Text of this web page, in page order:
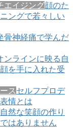
エイジング顔のた
ングで若々しい
骨神経痛で学んだ
ンラインに映る自
を手に入れた受
ス セルフプロデ
情とは
自然な笑顔の作り
はありません